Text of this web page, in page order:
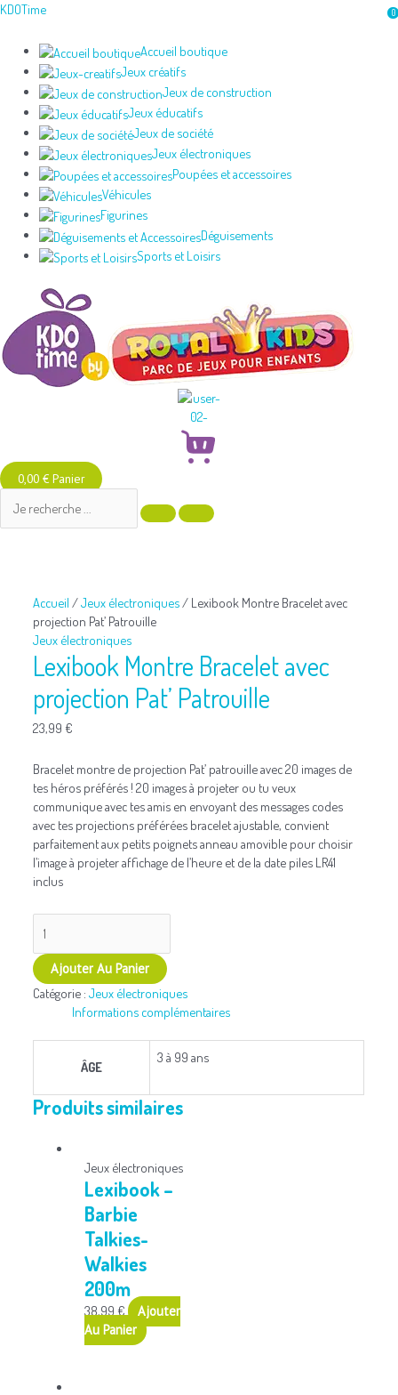
Aller
contenu
KDOTime
Accueil boutique
Jeux créatifs
Jeux de construction
Jeux éducatifs
Jeux de société
Jeux électroniques
Poupées et accessoires
Véhicules
Figurines
Déguisements
Sports et Loisirs
0
0,00 € Panier
Accueil /Jeux électroniques / Lexibook Montre Bracelet avec
projection Pat’ Patrouille
Jeux électroniques
Lexibook Montre Bracelet avec
projection Pat’ Patrouille
23,99 €
Bracelet montre de projection Pat’ patrouille avec 20 images de
tes héros préférés ! 20 images à projeter ou tu veux
communique avec tes amis en envoyant des messages codes
avec tes projections préférées bracelet ajustable, convient
parfaitement aux petits poignets anneau amovible pour choisir
l’image à projeter affichage de l’heure et de la date piles LR41
inclus
Bracelet
avec
projection
Pat’
Patrouille
Ajouter Au Panier
Catégorie :Jeux électroniques
Informations complémentaires
ÂGE
3 à 99 ans
Produits similaires
Jeux électroniques
Lexibook –
Barbie
Talkies-
Walkies
200m
38,99 €
Ajouter
Au Panier